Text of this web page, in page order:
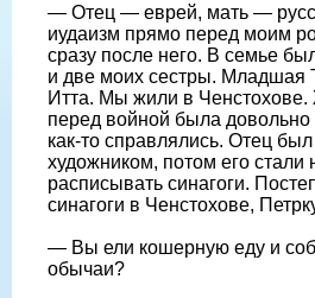
— Отец — еврей, мать —
иудаизм прямо перед моим
сразу после него. В семье
и две моих сестры. Младшая
Итта. Мы жили в
перед войной была
как-то справлялись. Отец
художником, потом его стали
расписывать синагоги.
синагоги в Ченстохове,
— Вы ели кошерную еду и
обычаи?